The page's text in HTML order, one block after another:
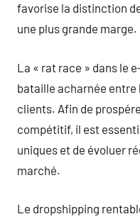
favorise la distinction
une plus grande marge.
La « rat race » dans le
bataille acharnée entre
clients. Afin de
compétitif, il est
uniques et de évoluer
marché.
Le dropshipping